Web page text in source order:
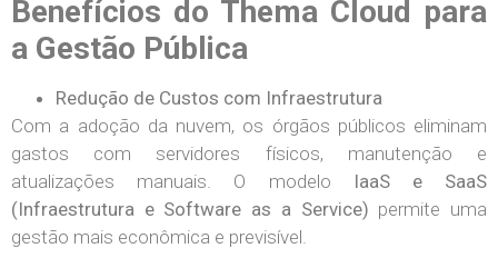
Benefícios do Thema Cloud para
a Gestão Pública
Redução de Custos com Infraestrutura
Com a adoção da nuvem, os órgãos públicos eliminam
gastos com servidores físicos, manutenção e
atualizações manuais. O modelo
IaaS e SaaS
(Infraestrutura e Software as a Service) permite uma
gestão mais econômica e previsível.